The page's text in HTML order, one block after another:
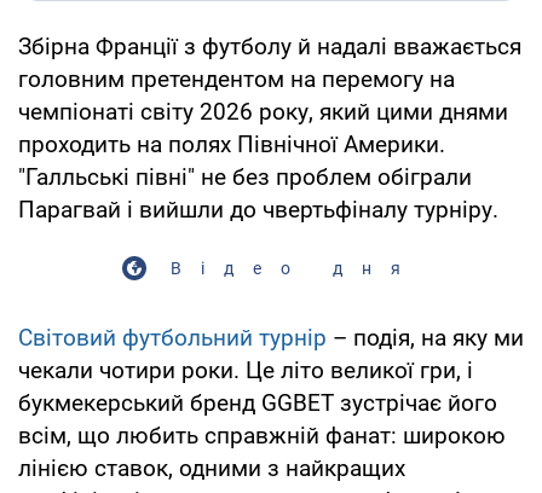
Збірна Франції з футболу й надалі вважається
головним претендентом на перемогу на
чемпіонаті світу 2026 року, який цими днями
проходить на полях Північної Америки.
"Галльські півні" не без проблем обіграли
Парагвай і вийшли до чвертьфіналу турніру.
Відео дня
Світовий футбольний турнір – подія, на яку ми
чекали чотири роки. Це літо великої гри, і
букмекерський бренд GGBET зустрічає його
всім, що любить справжній фанат: широкою
лінією ставок, одними з найкращих